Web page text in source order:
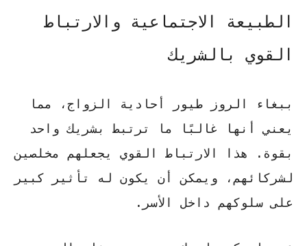
الطبيعة الاجتماعية والارتباط
القوي بالشريك
ببغاء الروز طيور أحادية الزواج، مما
يعني أنها غالبًا ما ترتبط بشريك واحد
بقوة. هذا الارتباط القوي يجعلهم مخلصين
لشركائهم، ويمكن أن يكون له تأثير كبير
على سلوكهم داخل الأسر.